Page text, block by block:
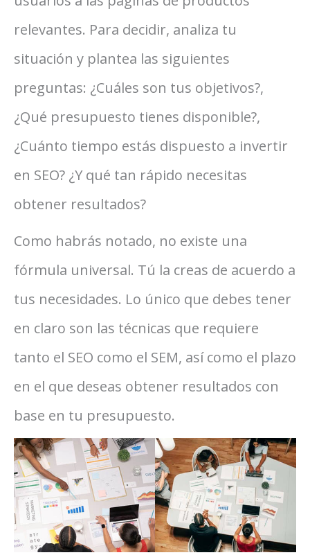
relevantes. Para decidir, analiza tu
situación y plantea las siguientes
preguntas: ¿Cuáles son tus objetivos?,
¿Qué presupuesto tienes disponible?,
¿Cuánto tiempo estás dispuesto a invertir
en SEO? ¿Y qué tan rápido necesitas
obtener resultados?
Como habrás notado, no existe una
fórmula universal. Tú la creas de acuerdo a
tus necesidades. Lo único que debes tener
en claro son las técnicas que requiere
tanto el SEO como el SEM, así como el plazo
en el que deseas obtener resultados con
base en tu presupuesto.